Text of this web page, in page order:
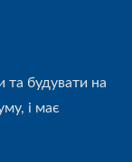
та будувати на
і має